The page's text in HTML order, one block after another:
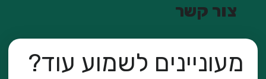
צור קשר
מעוניינים לשמוע עוד?